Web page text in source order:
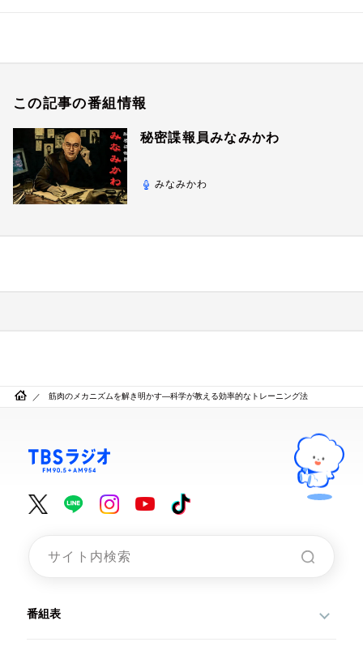
この記事の番組情報
秘密諜報員みなみかわ
みなみかわ
筋肉のメカニズムを解き明かす—科学が教える効率的なトレーニング法
番組表